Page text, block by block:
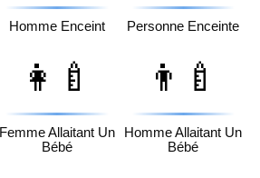
Homme Enceint Personne Enceinte
👩‍🍼
Femme Allaitant Un
Bébé
👨‍🍼
Homme Allaitant Un
Bébé